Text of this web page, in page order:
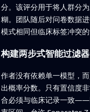
分。该评分用于将人群分
糊。团队随后对问卷数据
模式相同但临床标签冲突
构建两步式智能过滤器
作者没有依赖单一模型，
出概率分数。只有置信度
合必须与临床记录一致——